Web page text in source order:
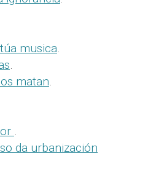
musica.
.
matan.
.
da urbanización